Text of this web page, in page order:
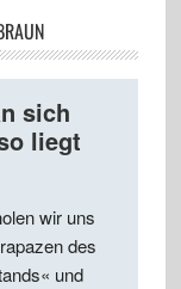
sich
liegt
wir uns
des
und